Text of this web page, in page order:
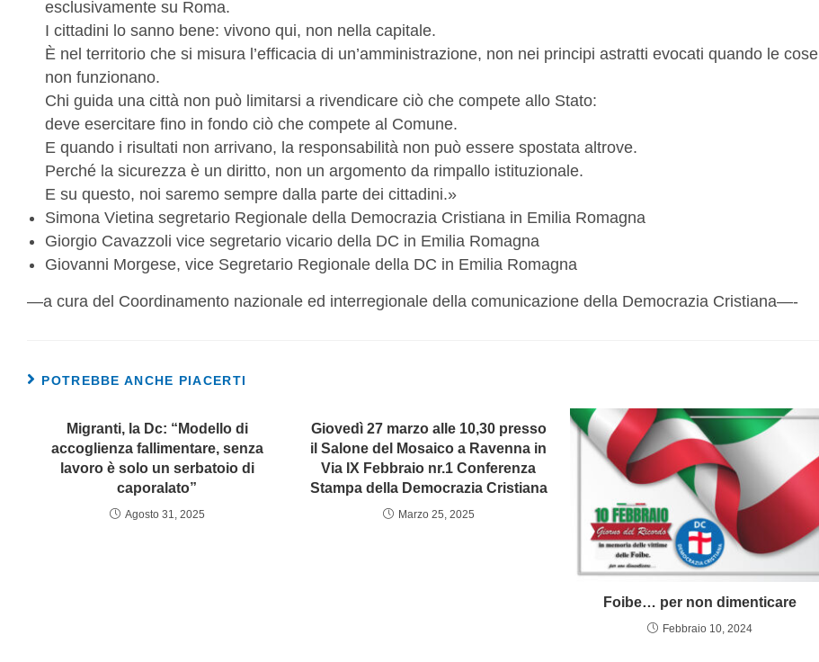
esclusivamente su Roma.
I cittadini lo sanno bene: vivono qui, non nella capitale.
È nel territorio che si misura l’efficacia di un’amministrazione, non nei principi astratti evocati quando le cose
non funzionano.
Chi guida una città non può limitarsi a rivendicare ciò che compete allo Stato:
deve esercitare fino in fondo ciò che compete al Comune.
E quando i risultati non arrivano, la responsabilità non può essere spostata altrove.
Perché la sicurezza è un diritto, non un argomento da rimpallo istituzionale.
E su questo, noi saremo sempre dalla parte dei cittadini.»
Simona Vietina segretario Regionale della Democrazia Cristiana in Emilia Romagna
Giorgio Cavazzoli vice segretario vicario della DC in Emilia Romagna
Giovanni Morgese, vice Segretario Regionale della DC in Emilia Romagna
—a cura del Coordinamento nazionale ed interregionale della comunicazione della Democrazia Cristiana—-
POTREBBE ANCHE PIACERTI
Migranti, la Dc: “Modello di
accoglienza fallimentare, senza
lavoro è solo un serbatoio di
caporalato”
Agosto 31, 2025
Giovedì 27 marzo alle 10,30 presso
il Salone del Mosaico a Ravenna in
Via IX Febbraio nr.1 Conferenza
Stampa della Democrazia Cristiana
Marzo 25, 2025
Foibe… per non dimenticare
Febbraio 10, 2024